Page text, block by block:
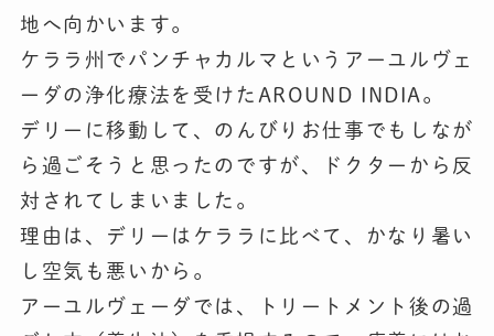
地へ向かいます。
ケララ州でパンチャカルマというアーユルヴェ
ーダの浄化療法を受けたAROUND INDIA。
デリーに移動して、のんびりお仕事でもしなが
ら過ごそうと思ったのですが、ドクターから反
対されてしまいました。
理由は、デリーはケララに比べて、かなり暑い
し空気も悪いから。
アーユルヴェーダでは、トリートメント後の過